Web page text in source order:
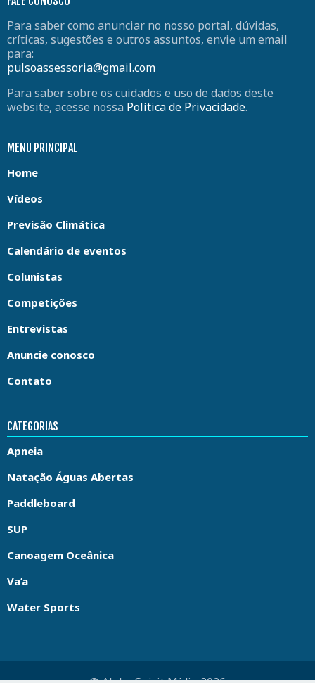
Para saber como anunciar no nosso portal, dúvidas,
críticas, sugestões e outros assuntos, envie um email
para:
pulsoassessoria@gmail.com
Para saber sobre os cuidados e uso de dados deste
website, acesse nossa Política de Privacidade.
MENU PRINCIPAL
Home
Vídeos
Previsão Climática
Calendário de eventos
Colunistas
Competições
Entrevistas
Anuncie conosco
Contato
CATEGORIAS
Apneia
Natação Águas Abertas
Paddleboard
SUP
Canoagem Oceânica
Va’a
Water Sports